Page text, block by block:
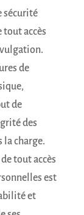
sécurité
accès
de
de
des
la charge.
tout accès
est
et